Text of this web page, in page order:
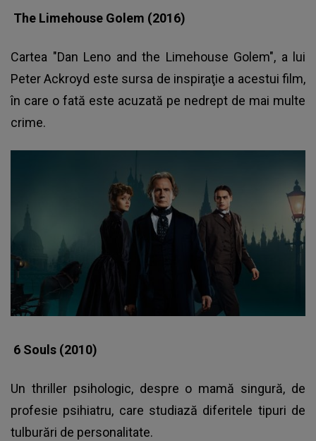
The Limehouse Golem (2016)
Cartea "Dan Leno and the Limehouse Golem", a lui
Peter Ackroyd este sursa de inspiraţie a acestui film,
în care o fată este acuzată pe nedrept de mai multe
crime.
6 Souls (2010)
Un thriller psihologic, despre o mamă singură, de
profesie psihiatru, care studiază diferitele tipuri de
tulburări de personalitate.